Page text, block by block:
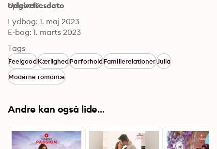
oplevet?
Udgivelsesdato
Lydbog: 1. maj 2023
E-bog: 1. marts 2023
Tags
FeelgoodKærlighedParforholdFamilierelationerJulia
Moderne romance
Andre kan også lide...